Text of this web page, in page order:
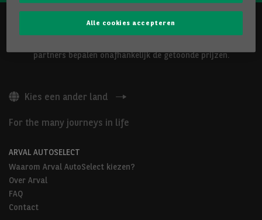
partners bepalen onafhankelijk de getoonde prijzen.
Kies een ander land
For the many journeys in life
ARVAL AUTOSELECT
Waarom Arval AutoSelect kiezen?
Over Arval
FAQ
Contact
Alle cookies accepteren